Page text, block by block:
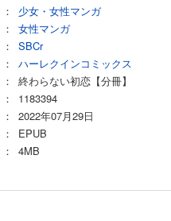
：
少女・女性マンガ
：
女性マンガ
：
SBCr
：
ハーレクインコミックス
：
終わらない初恋【分冊】
：
1183394
：
2022年07月29日
：
EPUB
： 4MB